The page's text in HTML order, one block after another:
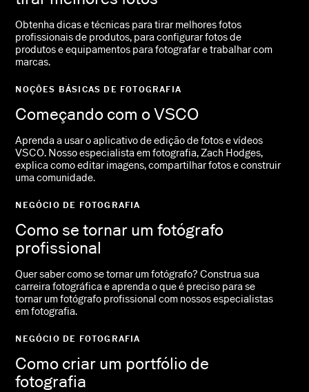
Obtenha dicas e técnicas para tirar melhores fotos
profissionais de produtos, para configurar fotos de
produtos e equipamentos para fotografar e trabalhar com
marcas.
NOÇÕES BÁSICAS DE FOTOGRAFIA
Começando com o VSCO
Aprenda a usar o aplicativo de edição de fotos e vídeos
VSCO. Nosso especialista em fotografia, Zach Hodges,
explica como editar imagens, compartilhar fotos e construir
uma comunidade.
NEGÓCIO DE FOTOGRAFIA
Como se tornar um fotógrafo
profissional
Quer saber como se tornar um fotógrafo? Construa sua
carreira fotográfica e aprenda o que é preciso para se
tornar um fotógrafo profissional com nossos especialistas
em fotografia.
NEGÓCIO DE FOTOGRAFIA
Como criar um portfólio de
fotografia